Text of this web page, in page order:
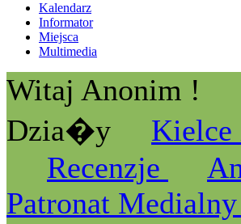
Kalendarz
Informator
Miejsca
Multimedia
Witaj Anonim !
Dzia�y
Kielce
Recenzje
Patronat Medialny